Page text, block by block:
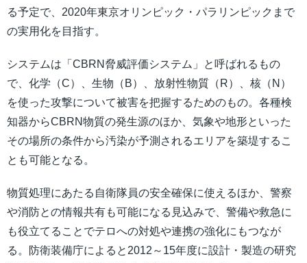
る予定で、2020年東京オリンピック・パラリンピックまで
の実用化を目指す。
システムは「CBRN脅威評価システム」と呼ばれるもの
で、化学（C）、生物（B）、放射性物質（R）、核（N）
を使った攻撃について被害を把握するためのもの。各種検
知器からCBRN物質の発生源のほか、気象や地形といった
その場所の条件から汚染が予測されるエリアを築堤するこ
とも可能となる。
物質処理にあたる自衛隊員の安全確保に使えるほか、警察
や消防との情報共有も可能になる見込みで、警備や救急に
も役立てることでテロへの対処や連携の強化にもつなが
る。防衛装備庁によると2012～15年度に設計・製造の研究